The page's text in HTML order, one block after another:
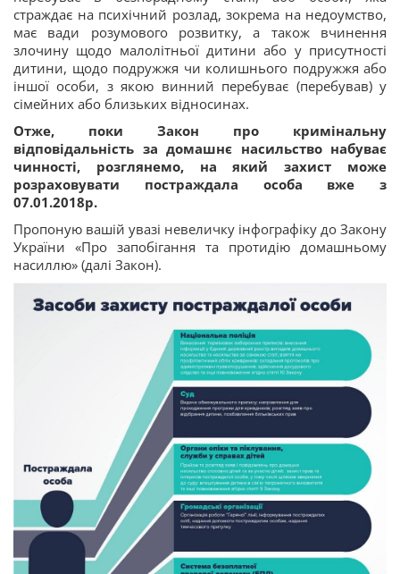
страждає на психічний розлад, зокрема на недоумство,
має вади розумового розвитку, а також вчинення
злочину щодо малолітньої дитини або у присутності
дитини, щодо подружжя чи колишнього подружжя або
іншої особи, з якою винний перебуває (перебував) у
сімейних або близьких відносинах.
Отже, поки Закон про кримінальну
відповідальність за домашнє насильство набуває
чинності, розглянемо, на який захист може
розраховувати постраждала особа вже з
07.01.2018р.
Пропоную вашій увазі невеличку інфографіку до Закону
України «Про запобігання та протидію домашньому
насиллю» (далі Закон).